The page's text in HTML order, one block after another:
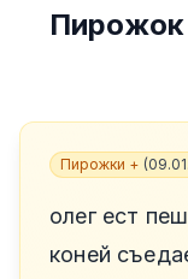
Пирожок
Пирожки + (
олег ест
коней